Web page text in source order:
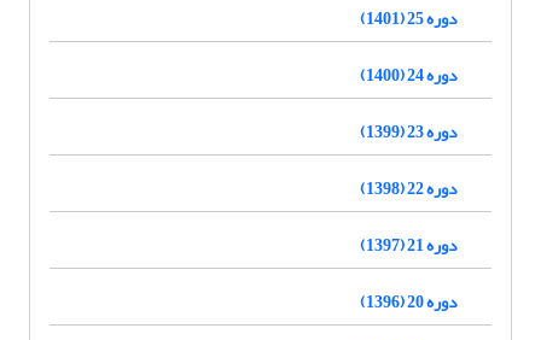
دوره 25 (1401)
دوره 24 (1400)
دوره 23 (1399)
دوره 22 (1398)
دوره 21 (1397)
دوره 20 (1396)